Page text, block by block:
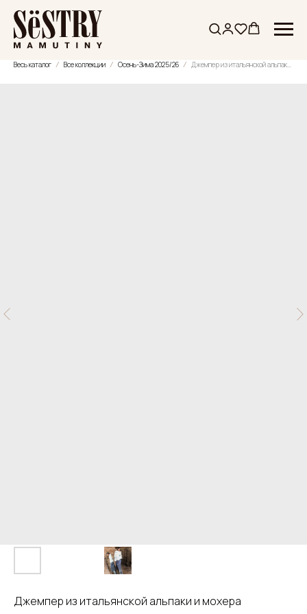
Весь каталог Все коллекции Осень-Зима 2025/26
Джемпер из итальянской альпаки и мохера